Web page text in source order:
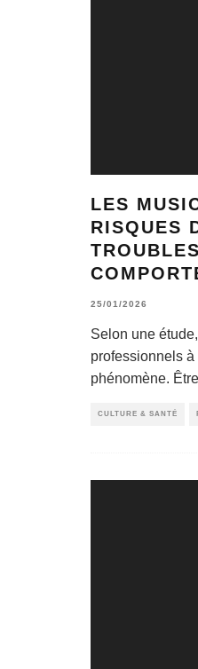
LES
RISQUES
25/01/2026
Selon une
professionnels
phénomène.
CULTURE & SANTÉ